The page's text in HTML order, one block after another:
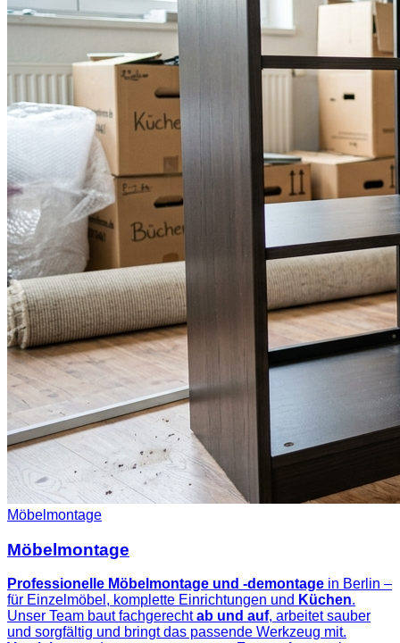
Möbelmontage
Möbelmontage
Professionelle Möbelmontage und -demontage in Berlin –
für Einzelmöbel, komplette Einrichtungen und Küchen.
Unser Team baut fachgerechtab und auf, arbeitet sauber
und sorgfältig und bringt das passende Werkzeug mit.